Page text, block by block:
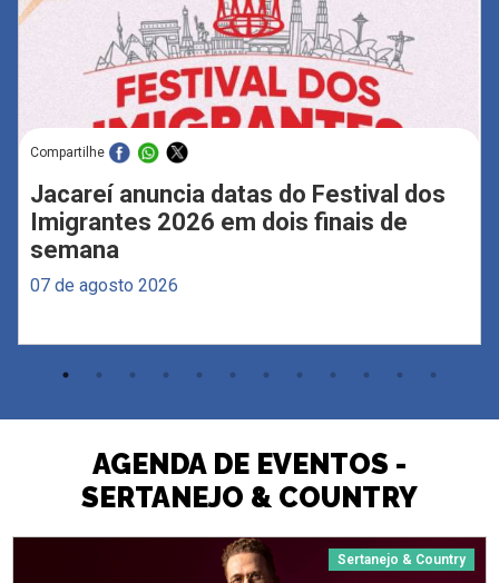
Compartilhe
Jacareí anuncia datas do Festival dos
Imigrantes 2026 em dois finais de
semana
07 de agosto 2026
AGENDA DE EVENTOS -
SERTANEJO & COUNTRY
Sertanejo & Country